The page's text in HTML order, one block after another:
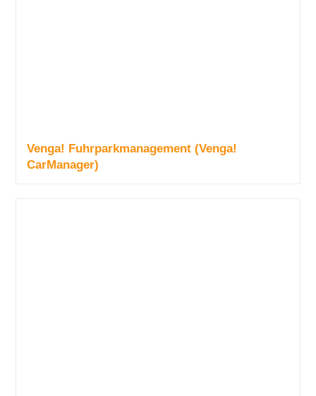
Venga! Fuhrparkmanagement (Venga!
CarManager)